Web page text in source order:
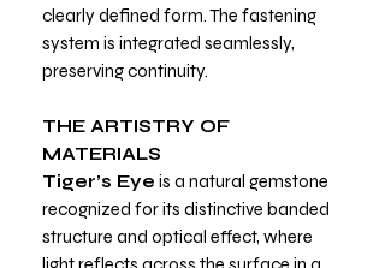
clearly defined form. The fastening
system is integrated seamlessly,
preserving continuity.
THE ARTISTRY OF
MATERIALS
Tiger’s Eye is a natural gemstone
recognized for its distinctive banded
structure and optical effect, where